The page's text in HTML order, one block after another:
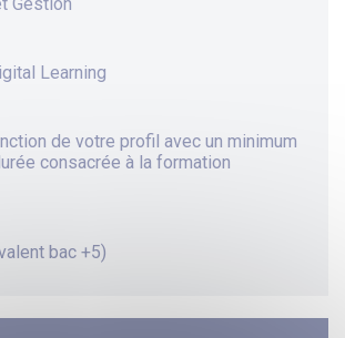
Learning
de votre profil avec un minimum
consacrée à la formation
bac +5)